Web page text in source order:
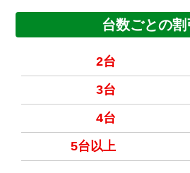
台数ごとの割
2台
3台
4台
5台以上